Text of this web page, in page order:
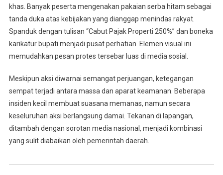
khas. Banyak peserta mengenakan pakaian serba hitam sebagai
tanda duka atas kebijakan yang dianggap menindas rakyat.
Spanduk dengan tulisan “Cabut Pajak Properti 250%” dan boneka
karikatur bupati menjadi pusat perhatian. Elemen visual ini
memudahkan pesan protes tersebar luas di media sosial.
Meskipun aksi diwarnai semangat perjuangan, ketegangan
sempat terjadi antara massa dan aparat keamanan. Beberapa
insiden kecil membuat suasana memanas, namun secara
keseluruhan aksi berlangsung damai. Tekanan di lapangan,
ditambah dengan sorotan media nasional, menjadi kombinasi
yang sulit diabaikan oleh pemerintah daerah.